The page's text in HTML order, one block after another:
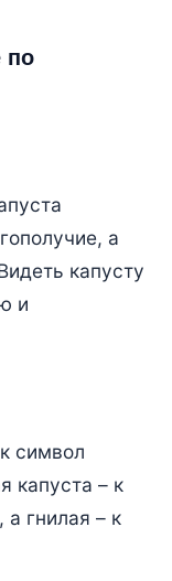
по
а
капусту
и
символ
капуста – к
гнилая – к